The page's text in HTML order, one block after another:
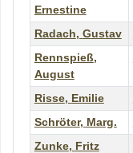
Ernestine
Radach, Gustav
Rennspieß,
August
Risse, Emilie
Schröter, Marg.
Zunke, Fritz